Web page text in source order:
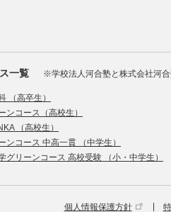
一覧 ※学校法人河合塾と株式会社河合
（高卒生）
ンコース（高校生）
（高校生）
ンコース 中高一貫 （中学生）
グリーンコース 高校受験 （小・中学生）
個人情報保護方針